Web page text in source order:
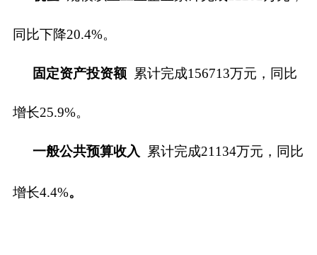
同比下降20.4%。
固定资产投资额 累计完成156713万元，同比
增长25.9%。
一般公共预算收入 累计完成21134万元， 同比
增长4.4%。